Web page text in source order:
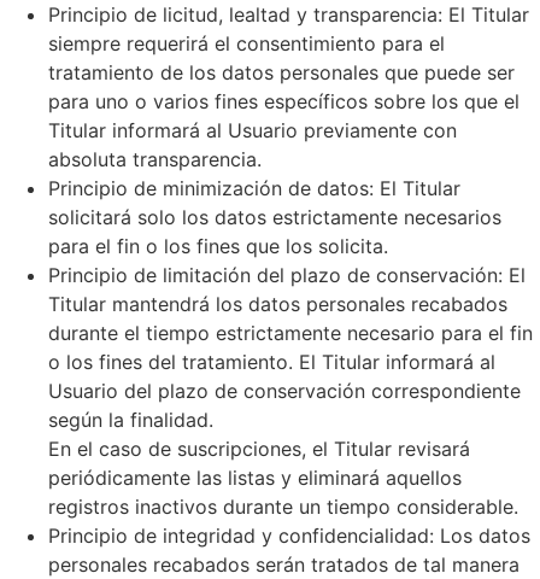
Principio de licitud, lealtad y transparencia: El Titular
siempre requerirá el consentimiento para el
tratamiento de los datos personales que puede ser
para uno o varios fines específicos sobre los que el
Titular informará al Usuario previamente con
absoluta transparencia.
Principio de minimización de datos: El Titular
solicitará solo los datos estrictamente necesarios
para el fin o los fines que los solicita.
Principio de limitación del plazo de conservación: El
Titular mantendrá los datos personales recabados
durante el tiempo estrictamente necesario para el fin
o los fines del tratamiento. El Titular informará al
Usuario del plazo de conservación correspondiente
según la finalidad.
En el caso de suscripciones, el Titular revisará
periódicamente las listas y eliminará aquellos
registros inactivos durante un tiempo considerable.
Principio de integridad y confidencialidad: Los datos
personales recabados serán tratados de tal manera